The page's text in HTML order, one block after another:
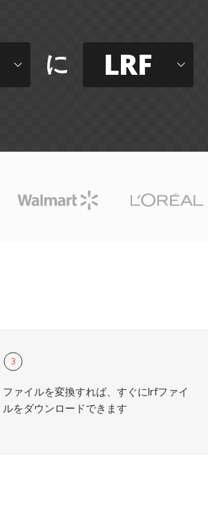
に LRF
3
ファイルを変換すれば、すぐにlrfファイ
ルをダウンロードできます